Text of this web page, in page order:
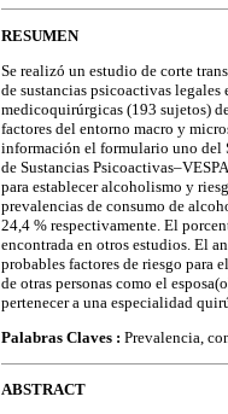
RESUMEN
Se realizó un estudio de corte
de sustancias psicoactivas
medicoquirúrgicas (193 sujetos)
factores del entorno macro y
información el formulario uno del
de Sustancias
para establecer alcoholismo y
prevalencias de consumo de
24,4 % respectivamente. El
encontrada en otros estudios. El
probables factores de riesgo para
de otras personas como el
pertenecer a una especialidad
Palabras Claves : Prevalencia,
ABSTRACT